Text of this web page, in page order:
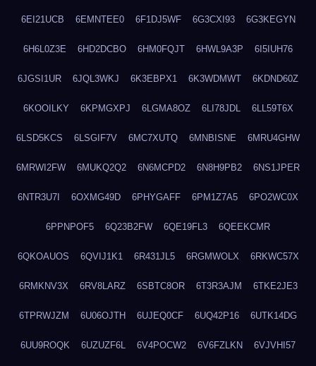
6EI21UCB 6EMNTEE0 6F1DJ5WF 6G3CXI93 6G3KEGYN
6H6L0Z3E 6HD2DCBO 6HM0FQJT 6HWL9A3P 6I5IUH76
6JGSI1UR 6JQL3WKJ 6K3EBPX1 6K3WDMWT 6KDND60Z
6KOOILKY 6KPMGXPJ 6LGMA8OZ 6LI78JDL 6LL59T6X
6LSD5KCS 6LSGIF7V 6MC7XUTQ 6MNBISNE 6MRU4GHW
6MRWI2FW 6MUKQ2Q2 6N6MCPD2 6N8H9PB2 6NS1JPER
6NTR3U7I 6OXMG49D 6PHYGAFF 6PM1Z7A5 6PO2WC0X
6PPNPOF5 6Q23B2FW 6QE19FL3 6QEEKCMR
6QKOAUOS 6QVIJ1K1 6R431JL5 6RGMWOLX 6RKWC57X
6RMKNV3X 6RV8LARZ 6SBTC8OR 6T3R3AJM 6TKE2JE3
6TPRWJZM 6U06OJTH 6UJEQ0CF 6UQ42P16 6UTK14DG
6UU9ROQK 6UZUZF6L 6V4POCW2 6V6FZLKN 6VJVHI57